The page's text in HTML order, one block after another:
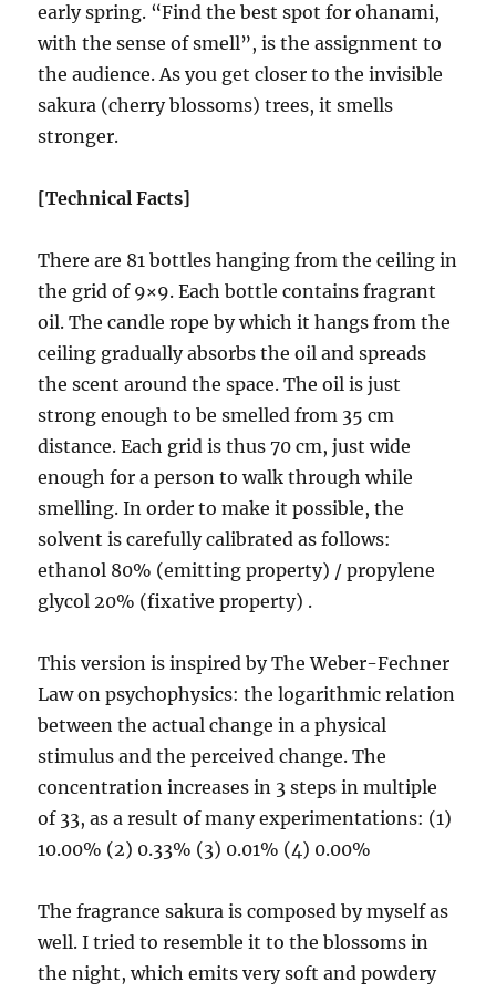
early spring. “Find the best spot for ohanami,
with the sense of smell”, is the assignment to
the audience. As you get closer to the invisible
sakura (cherry blossoms) trees, it smells
stronger.
[Technical Facts]
There are 81 bottles hanging from the ceiling in
the grid of 9×9. Each bottle contains fragrant
oil. The candle rope by which it hangs from the
ceiling gradually absorbs the oil and spreads
the scent around the space. The oil is just
strong enough to be smelled from 35 cm
distance. Each grid is thus 70 cm, just wide
enough for a person to walk through while
smelling. In order to make it possible, the
solvent is carefully calibrated as follows:
ethanol 80% (emitting property) / propylene
glycol 20% (fixative property) .
This version is inspired by The Weber-Fechner
Law on psychophysics: the logarithmic relation
between the actual change in a physical
stimulus and the perceived change. The
concentration increases in 3 steps in multiple
of 33, as a result of many experimentations: (1)
10.00% (2) 0.33% (3) 0.01% (4) 0.00%
The fragrance sakura is composed by myself as
well. I tried to resemble it to the blossoms in
the night, which emits very soft and powdery